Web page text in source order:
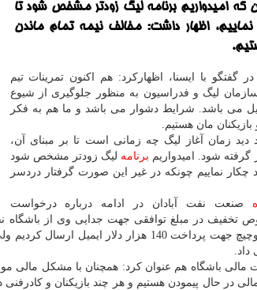
كه امیدواریم برنامه لیگ زودتر مشخص شود تا
نماییم، اظهار داشت: مخالف نیمه تمام ماندن
گفتگو با ایسنا، اظهاركرد: هم اكنون تمرینات تیم
سازمان لیگ و فدراسیون به منظور جلوگیری از شیوع
می باشد. شرایط دشوار می باشد و ما هم به فكر
بازیكنان مان هستیم.
دید زمان آغاز لیگ چه زمانی است تا بر مبنای آن،
گرفته شود. امیدواریم برنامه لیگ زودتر مشخص شود
چكار نماییم چونكه در غیر این صورت گرفتار دردسر
صنعت نفت آبادان در ادامه درباره درخواست
تخفیف در مبلغ توافقی جهت جدایی وی از باشگاه
چندین بار به اسكوچیچ جهت پرداخت 140
داد.
مالی باشگاه هم عنوان كرد: همچنان با مشكل مالی
در حال پیمودن هستیم و هر چند بازیكنان و